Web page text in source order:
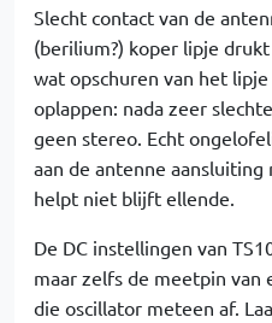
Slecht contact van de
(berilium?) koper lipje
wat opschuren van het
oplappen: nada zeer
geen stereo. Echt
aan de antenne
helpt niet blijft ellende.
De DC instellingen van
maar zelfs de meetpin
die oscillator meteen af.